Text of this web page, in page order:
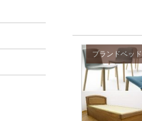
ブランドベッド